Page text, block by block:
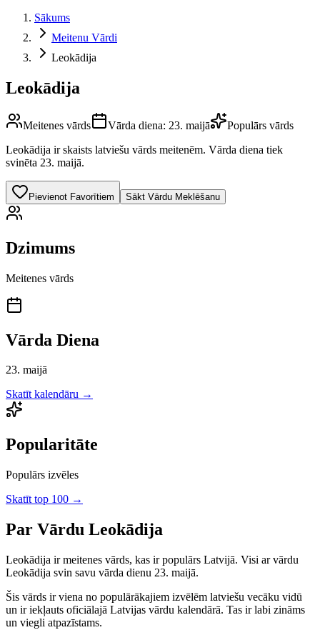
Sākums
Meitenu Vārdi
Leokādija
Leokādija
Meitenes vārds Vārda diena: 23. maijā
Populārs vārds
Leokādija ir skaists latviešu vārds meitenēm. Vārda diena tiek
svinēta 23. maijā.
Pievienot Favorītiem Sākt Vārdu Meklēšanu
Dzimums
Meitenes vārds
Vārda Diena
23. maijā
Skatīt kalendāru →
Popularitāte
Populārs izvēles
Skatīt top 100 →
Par Vārdu Leokādija
Leokādija irmeitenes vārds, kas ir populārs Latvijā. Visi ar vārdu
Leokādija svin savu vārda dienu 23. maijā.
Šis vārds ir viena no populārākajiem izvēlēm latviešu vecāku vidū
un ir iekļauts oficiālajā Latvijas vārdu kalendārā. Tas ir labi zināms
un viegli atpazīstams.